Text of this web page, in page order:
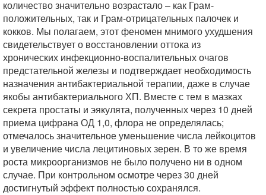
количество значительно возрастало – как Грам-
положительных, так и Грам-отрицательных палочек и
кокков. Мы полагаем, этот феномен мнимого ухудшения
свидетельствует о восстановлении оттока из
хронических инфекционно-воспалительных очагов
предстательной железы и подтверждает необходимость
назначения антибактериальной терапии, даже в случае
якобы антибактериального ХП. Вместе с тем в мазках
секрета простаты и эякулята, полученных через 10 дней
приема цифрана ОД 1,0, флора не определялась;
отмечалось значительное уменьшение числа лейкоцитов
и увеличение числа лецитиновых зерен. В то же время
роста микроорганизмов не было получено ни в одном
случае. При контрольном осмотре через 30 дней
достигнутый эффект полностью сохранялся.